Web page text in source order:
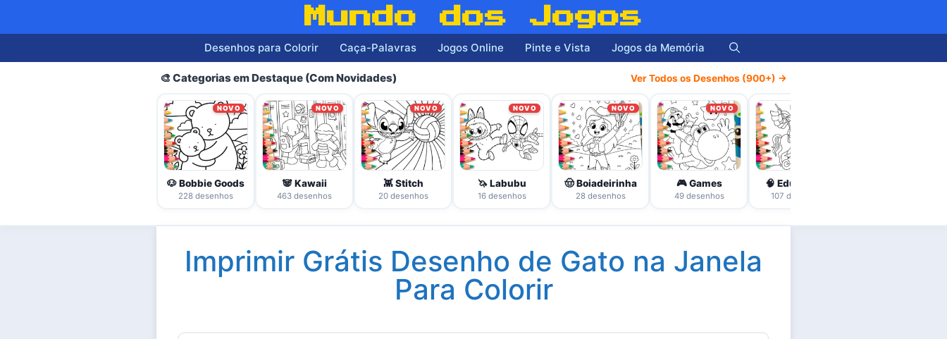
conteúdo
Mundo dos Jogos
Desenhos para Colorir Caça-Palavras Jogos Online Pinte e Vista Jogos da Memória
🎨 Categorias em Destaque (Com Novidades) Ver Todos os Desenhos (900+) →
NOVO
🐶 Bobbie Goods
228 desenhos
NOVO
🐼 Kawaii
463 desenhos
NOVO
👾 Stitch
20 desenhos
NOVO
🦄 Labubu
16 desenhos
NOVO
🤠 Boiadeirinha
28 desenhos
NOVO
🎮 Games
49 desenhos
🧠 Educativos
107 desenhos
Imprimir Grátis Desenho de Gato na Janela
Para Colorir